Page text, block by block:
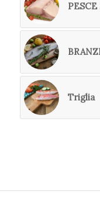
PESCE
Triglia